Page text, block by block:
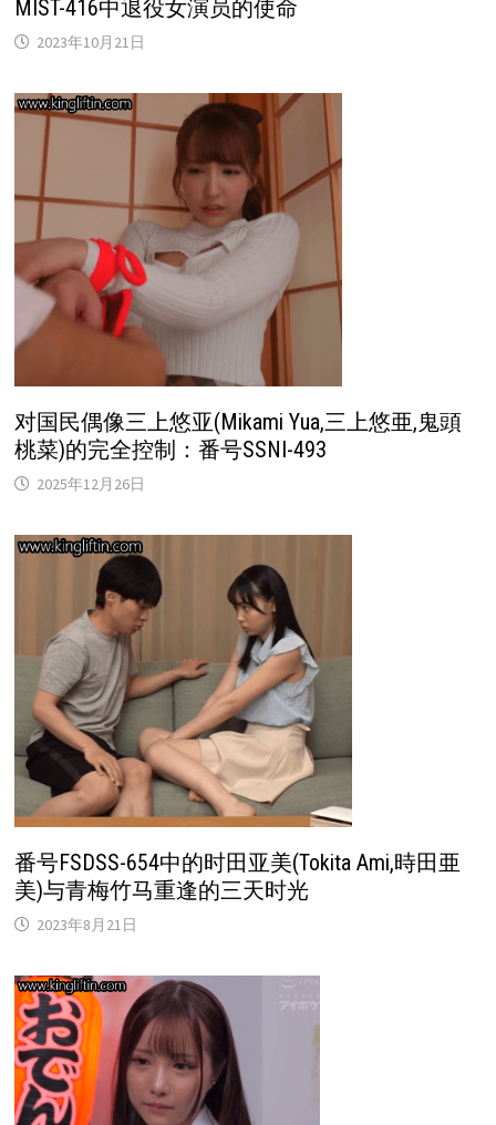
MIST-416中退役女演员的使命
2023年10月21日
对国民偶像三上悠亚(Mikami Yua,三上悠亜,鬼頭
桃菜)的完全控制：番号SSNI-493
2025年12月26日
番号FSDSS-654中的时田亚美(Tokita Ami,時田亜
美)与青梅竹马重逢的三天时光
2023年8月21日